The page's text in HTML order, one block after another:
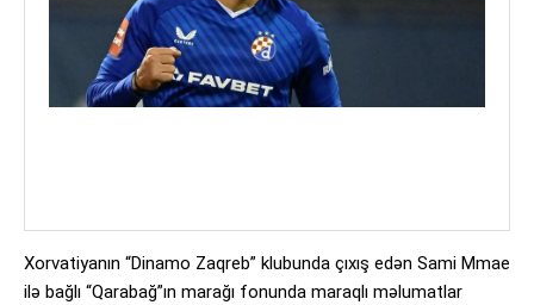
Xorvatiyanın “Dinamo Zaqreb” klubunda çıxış edən Sami Mmae
ilə bağlı “Qarabağ”ın marağı fonunda maraqlı məlumatlar